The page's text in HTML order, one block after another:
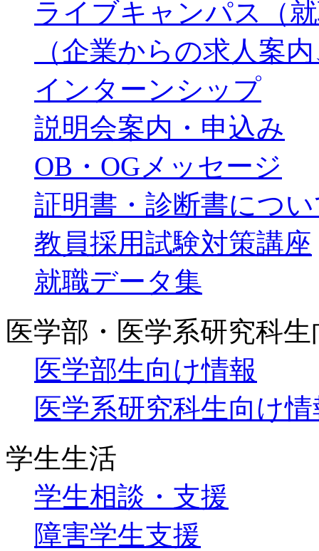
ライブキャンパス（
（企業からの求人案
インターンシップ
説明会案内・申込み
OB・OGメッセージ
証明書・診断書につ
教員採用試験対策講座
就職データ集
医学部・医学系研究科
医学部生向け情報
医学系研究科生向け情
学生生活
学生相談・支援
障害学生支援